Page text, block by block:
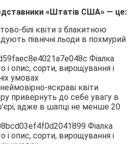
«Штатів США» — це:
білі квіти з блакитною
північні льоди в похмурий
яскраві квіти
привернуть до себе увагу в
адже в шапці не менше 20